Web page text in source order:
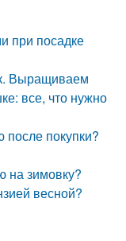
при посадке
Выращиваем
все, что нужно
после покупки?
на зимовку?
весной?